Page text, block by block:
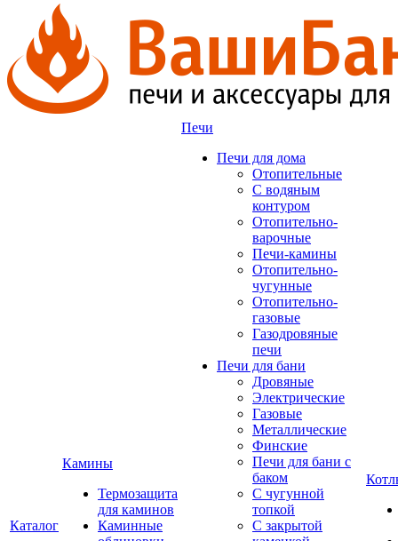
Каталог
Камины
Термозащита
для каминов
Каминные
Печи
Печи для дома
Отопительные
C водяным
контуром
Отопительно-
варочные
Печи-камины
Отопительно-
чугунные
Отопительно-
газовые
Газодровяные
печи
Печи для бани
Дровяные
Электрические
Газовые
Металлические
Финские
Печи для бани с
баком
С чугунной
топкой
С закрытой